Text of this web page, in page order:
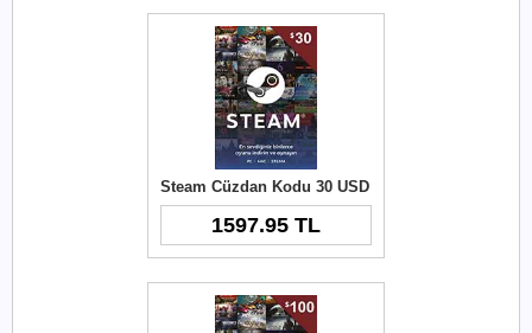
Steam Cüzdan Kodu 30 USD
1597.95 TL